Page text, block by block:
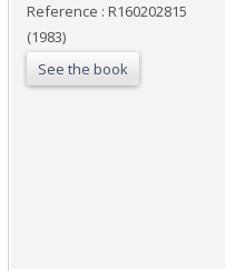
Reference : R160202815
(1983)
See the book